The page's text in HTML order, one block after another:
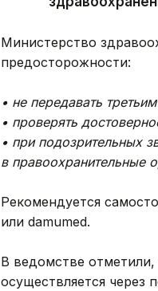
Министерство
предосторожности:
• не передавать
• проверять
• при подозрительных
в правоохранительные
Рекомендуется
или damumed.
В ведомстве
осуществляется через